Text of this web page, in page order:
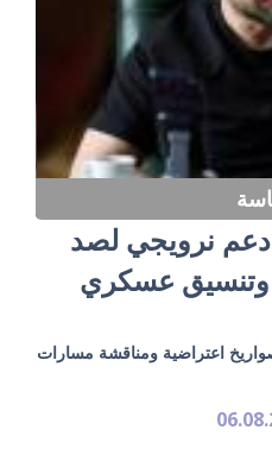
نرويجي لصد
وتنسيق عسكري
صواريخ اعتراضية ومناقشة مسارات